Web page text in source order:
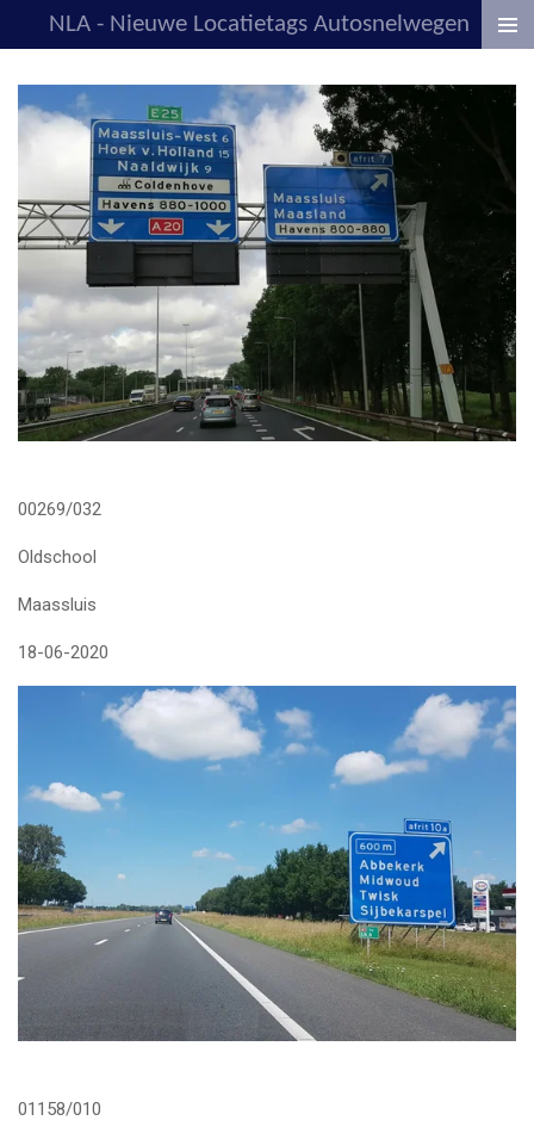
direct
naar
de
hoofdinhoud
NLA - Nieuwe Locatietags Autosnelwegen
00269/032
Oldschool
Maassluis
18-06-2020
01158/010